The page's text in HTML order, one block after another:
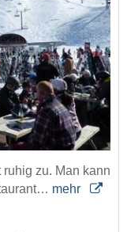
zu. Man kann
mehr